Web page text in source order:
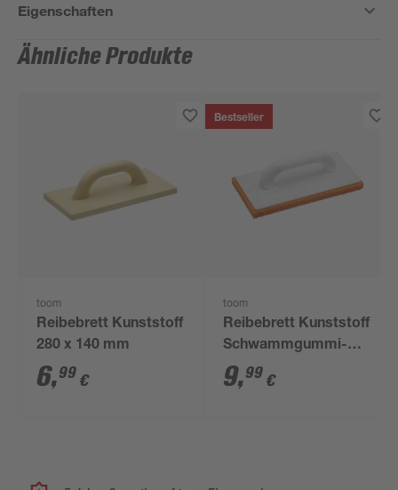
Eigenschaften
Ähnliche Produkte
toom
Reibebrett Kunststoff
280 x 140 mm
6,99 €
Bestseller
toom
Reibebrett Kunststoff
Schwammgummi-
Belag 280 x 140 mm
9,99 €